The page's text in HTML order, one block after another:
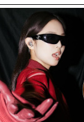
ดร.นิเวศน์ เหมวชิรว
นักลงทุนแบบเน้นคุณค่
แนวหน้า